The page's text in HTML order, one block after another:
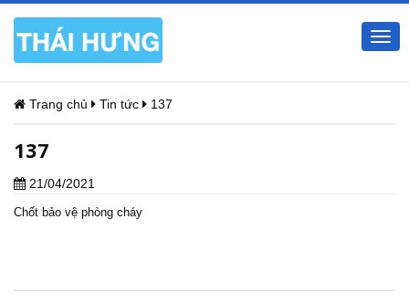
Trang chủ Tin tức 137
137
21/04/2021
Chốt bảo vệ phòng cháy